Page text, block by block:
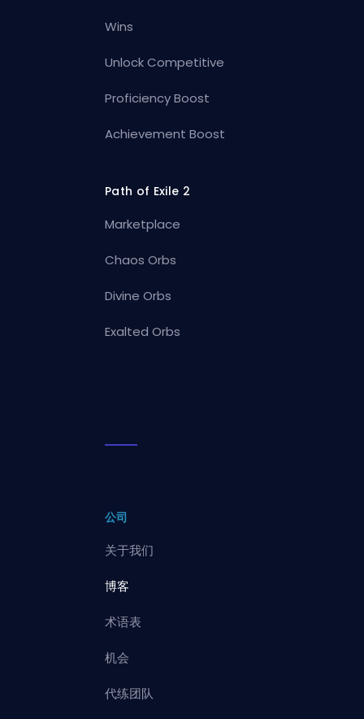
Wins
Unlock Competitive
Proficiency Boost
Achievement Boost
Path of Exile 2
Marketplace
Chaos Orbs
Divine Orbs
Exalted Orbs
公司
关于我们
博客
术语表
机会
代练团队